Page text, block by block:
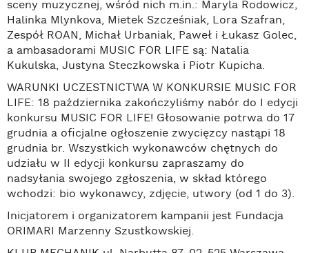
sceny muzycznej, wśród nich m.in.: Maryla Rodowicz,
Halinka Mlynkova, Mietek Szcześniak, Lora Szafran,
Zespół ROAN, Michał Urbaniak, Paweł i Łukasz Golec,
a ambasadorami MUSIC FOR LIFE są: Natalia
Kukulska, Justyna Steczkowska i Piotr Kupicha.
WARUNKI UCZESTNICTWA W KONKURSIE MUSIC FOR
LIFE: 18 października zakończyliśmy nabór do I edycji
konkursu MUSIC FOR LIFE! Głosowanie potrwa do 17
grudnia a oficjalne ogłoszenie zwycięzcy nastąpi 18
grudnia br. Wszystkich wykonawców chętnych do
udziału w II edycji konkursu zapraszamy do
nadsyłania swojego zgłoszenia, w skład którego
wchodzi: bio wykonawcy, zdjęcie, utwory (od 1 do 3).
Inicjatorem i organizatorem kampanii jest Fundacja
ORIMARI Marzenny Szustkowskiej.